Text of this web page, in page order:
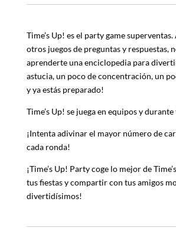
Time’s Up! es el party game
otros juegos de preguntas y respuestas,
aprenderte una enciclopedia para
astucia, un poco de concentración, un
y ya estás preparado!
Time’s Up! se juega en equipos y
¡Intenta adivinar el mayor número de
cada ronda!
¡Time’s Up! Party coge lo mejor de
tus fiestas y compartir con tus amigos
divertidísimos!